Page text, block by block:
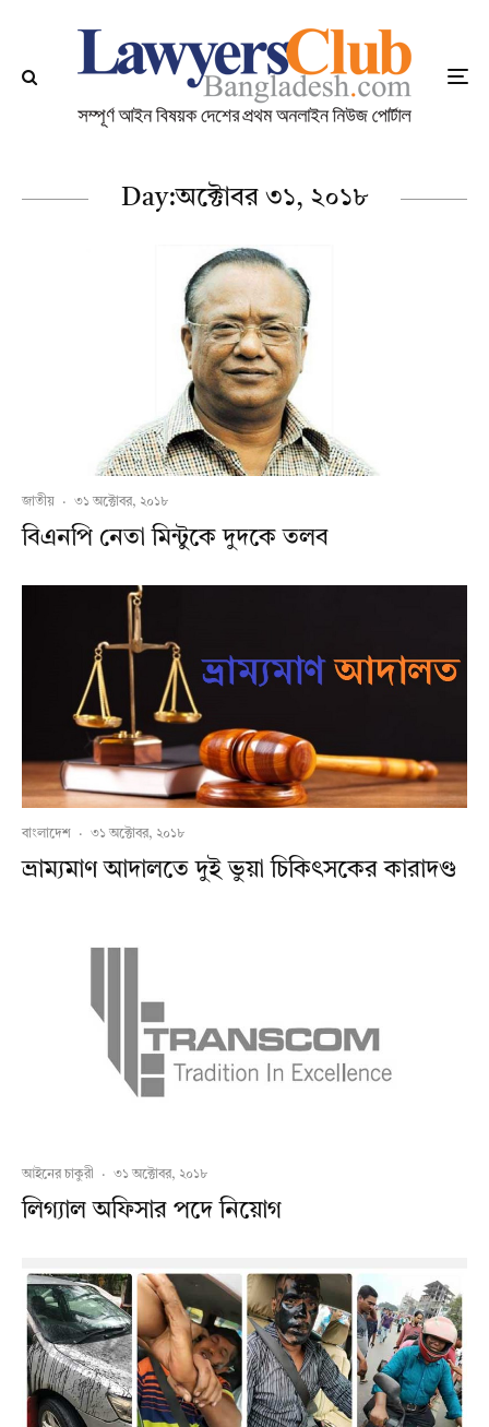
Day:অক্টোবর ৩১, ২০১৮
জাতীয় · ৩১ অক্টোবর, ২০১৮
বিএনপি নেতা মিন্টুকে দুদকে তলব
বাংলাদেশ · ৩১ অক্টোবর, ২০১৮
ভ্রাম্যমাণ আদালতে দুই ভুয়া চিকিৎসকের কারাদণ্ড
আইনের চাকুরী · ৩১ অক্টোবর, ২০১৮
লিগ্যাল অফিসার পদে নিয়োগ